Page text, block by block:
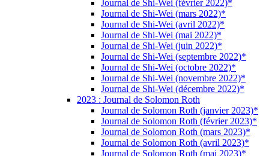
Journal de Shi-Wei (février 2022)*
Journal de Shi-Wei (mars 2022)*
Journal de Shi-Wei (avril 2022)*
Journal de Shi-Wei (mai 2022)*
Journal de Shi-Wei (juin 2022)*
Journal de Shi-Wei (septembre 2022)*
Journal de Shi-Wei (octobre 2022)*
Journal de Shi-Wei (novembre 2022)*
Journal de Shi-Wei (décembre 2022)*
2023 : Journal de Solomon Roth
Journal de Solomon Roth (janvier 2023)*
Journal de Solomon Roth (février 2023)*
Journal de Solomon Roth (mars 2023)*
Journal de Solomon Roth (avril 2023)*
Journal de Solomon Roth (mai 2023)*